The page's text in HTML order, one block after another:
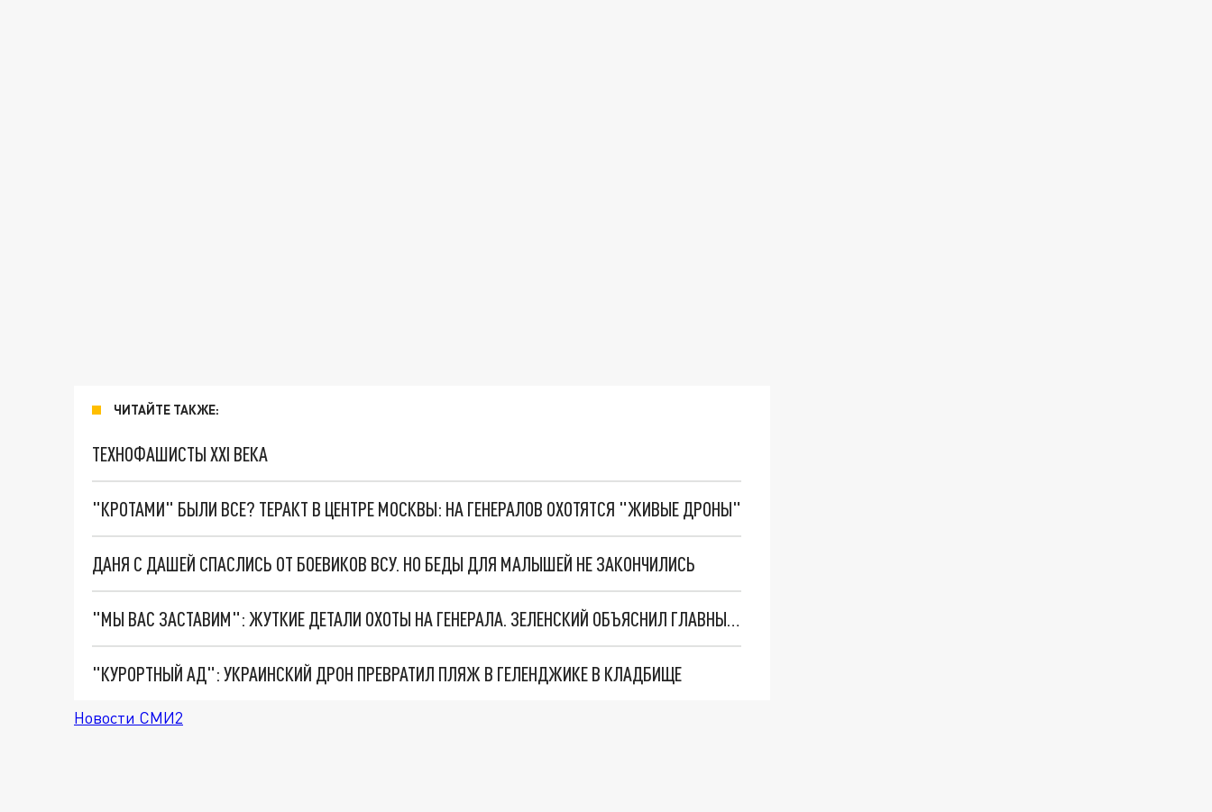
ЧИТАЙТЕ ТАКЖЕ:
ТЕХНОФАШИСТЫ XXI ВЕКА
"КРОТАМИ" БЫЛИ ВСЕ? ТЕРАКТ В ЦЕНТРЕ МОСКВЫ: НА ГЕНЕРАЛОВ ОХОТЯТСЯ "ЖИВЫЕ ДРОНЫ"
ДАНЯ С ДАШЕЙ СПАСЛИСЬ ОТ БОЕВИКОВ ВСУ. НО БЕДЫ ДЛЯ МАЛЫШЕЙ НЕ ЗАКОНЧИЛИСЬ
"МЫ ВАС ЗАСТАВИМ": ЖУТКИЕ ДЕТАЛИ ОХОТЫ НА ГЕНЕРАЛА. ЗЕЛЕНСКИЙ ОБЪЯСНИЛ ГЛАВНЫЙ СМЫСЛ ТЕРАКТА В ЦЕНТРЕ МОСКВЫ
"КУРОРТНЫЙ АД": УКРАИНСКИЙ ДРОН ПРЕВРАТИЛ ПЛЯЖ В ГЕЛЕНДЖИКЕ В КЛАДБИЩЕ
Новости СМИ2